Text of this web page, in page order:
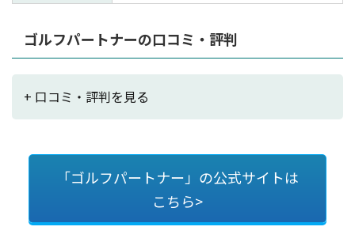
ゴルフパートナーの口コミ・評判
+ 口コミ・評判を見る
「ゴルフパートナー」の公式サイトは
こちら>